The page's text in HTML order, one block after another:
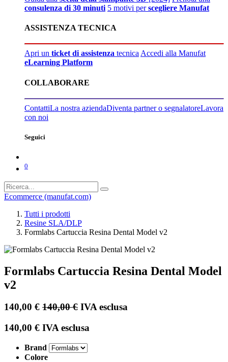
consulenza di 30 minuti 5 motivi perscegliere Manufat
ASSISTENZA TECNICA
Apri un ticket di assistenza tecnicaAccedi alla Manufat
eLearning Platform
COLLABORARE
ContattiLa nostra aziendaDiventa partner o segnalatoreLavora
con noi
Seguici
0
Ecommerce (manufat.com)
Tutti i prodotti
Resine SLA/DLP
Formlabs Cartuccia Resina Dental Model v2
Formlabs Cartuccia Resina Dental Model
v2
140,00 € 140,00€ IVA esclusa
140,00 € IVA esclusa
Brand
Colore